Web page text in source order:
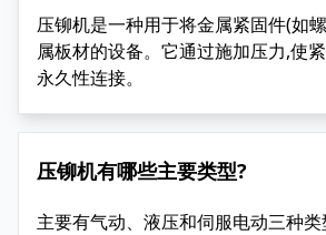
压铆机是一种用于将金属紧固件(如
属板材的设备。它通过施加压力,使
永久性连接。
压铆机有哪些主要类型?
主要有气动、液压和伺服电动三种